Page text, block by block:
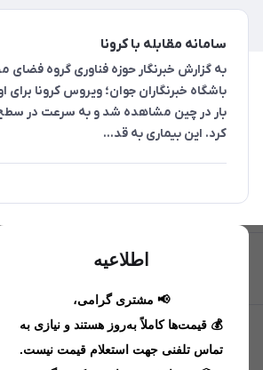
سامانه مقابله با کرونا
به گزارش خبرنگار حوزه فناوری گروه فضای
باشگاه خبرنگاران جوان؛ ویروس کرونا برای
بار در چین مشاهده شد و به سرعت در
کرد. این بیماری به قد...
اطلاعیه
📢 مشتری گرامی،
💰 قیمت‌ها کاملاً به‌روز هستند و نیازی به
تماس تلفنی جهت استعلام قیمت نیست.
تحویل اکسپرس(با هماهنگی)
اطلاعات تماس